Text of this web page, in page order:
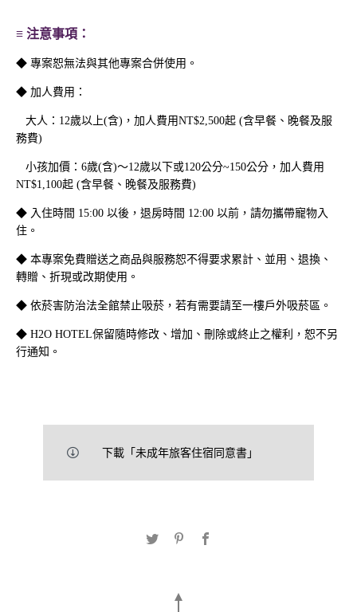
H₂O | 住房公告
rv@h2ohotel.com.tw
80453高雄市鼓山區明華路366號
© 2017 H2O Hotel. All Rights Reserved. Designed by
≡ 注意事項：
◆ 專案恕無法與其他專案合併使用。
◆ 加人費用：
大人：12歲以上(含)，加人費用NT$2,500起 (含早餐、晚餐及服
務費)
小孩加價：6歲(含)～12歲以下或120公分~150公分，加人費用
NT$1,100起 (含早餐、晚餐及服務費)
◆ 入住時間 15:00 以後，退房時間 12:00 以前，請勿攜帶寵物入
住。
◆ 本專案免費贈送之商品與服務恕不得要求累計、並用、退換、
轉贈、折現或改期使用。
◆ 依菸害防治法全館禁止吸菸，若有需要請至一樓戶外吸菸區。
◆ H2O HOTEL保留隨時修改、增加、刪除或終止之權利，恕不另
行通知
。
下載「未成年旅客住宿同意書」